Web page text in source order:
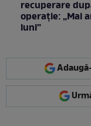
recuperare
operație: „Mai
luni”